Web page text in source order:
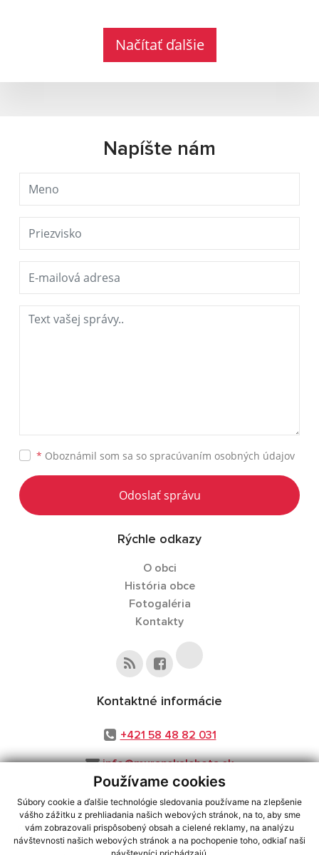
Používame cookies
Súbory cookie a ďalšie technológie sledovania používame na zlepšenie
vášho zážitku z prehliadania našich webových stránok, na to, aby sme
vám zobrazovali prispôsobený obsah a cielené reklamy, na analýzu
návštevnosti našich webových stránok a na pochopenie toho, odkiaľ naši
Načítať ďalšie
Napíšte nám
* Oboznámil som sa so spracúvaním osobných údajov
Odoslať správu
Rýchle odkazy
O obci
História obce
Fotogaléria
Kontakty
Kontaktné informácie
+421 58 48 82 031
info@muranskalehota.sk
využite možnosť získavania aktuálnych informácií s využitím RSS
CMS systém (redakčný) systém ECHELON 2,Mapa stránok,web portál